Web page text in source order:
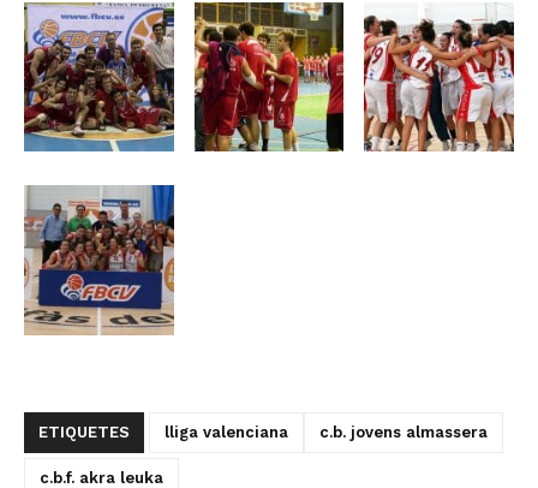
ETIQUETES lliga valenciana c.b. jovens almassera
c.b.f. akra leuka